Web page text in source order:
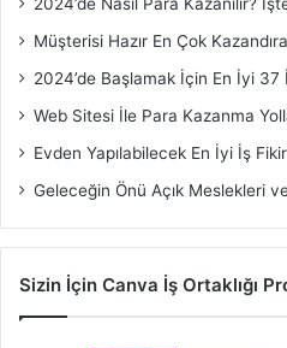
Müşterisi Hazır En Çok
2024’de Başlamak İçin En İyi 37
Web Sitesi İle Para Kazanma
Evden Yapılabilecek En İyi İş
Geleceğin Önü Açık Meslekleri
Sizin İçin Canva İş Ortaklığı